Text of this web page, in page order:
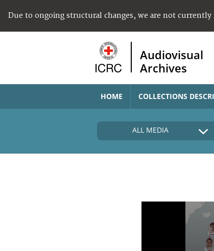
Due to ongoing structural changes, we are not currently
Audiovisual
Archives
HOME COLLECTIONS
ALL MEDIA